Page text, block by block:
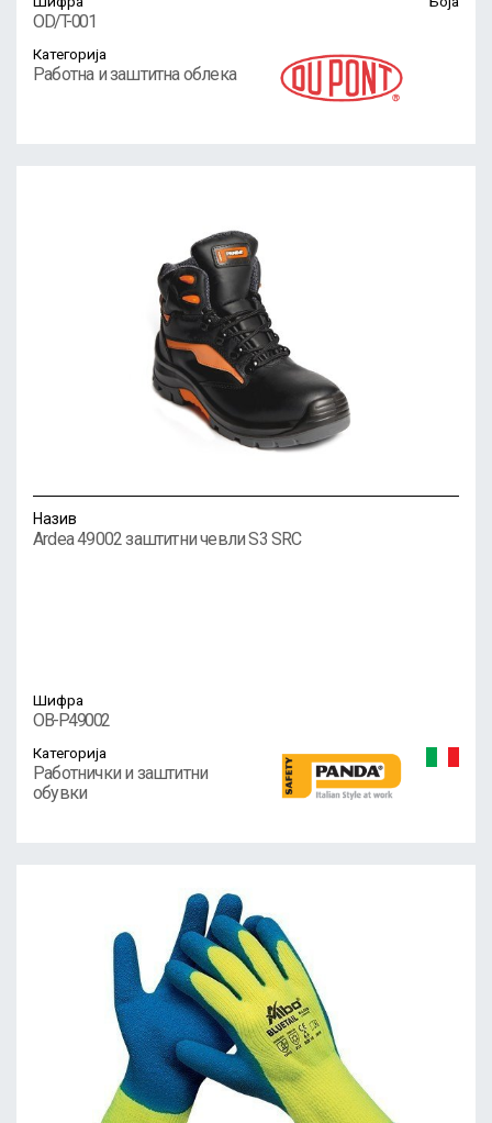
OD/T-001
Категорија
Работна и заштитна облека
Назив
Ardea 49002 заштитни чевли S3 SRC
Шифра
OB-P49002
Категорија
Работнички и заштитни
обувки